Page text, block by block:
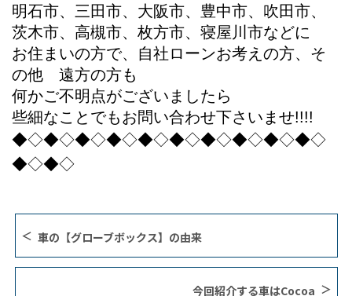
明石市、三田市、大阪市、豊中市、吹田市、
茨木市、高槻市、枚方市、寝屋川市などに
お住まいの方で、自社ローンお考えの方、そ
の他 遠方の方も
何かご不明点がございましたら
些細なことでもお問い合わせ下さいませ!!!!
◆◇◆◇◆◇◆◇◆◇◆◇◆◇◆◇◆◇◆◇
◆◇◆◇
車の【グローブボックス】の由来
今回紹介する車はCocoa